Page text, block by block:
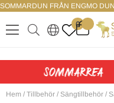
SOMMARDUN FRÅN ENGMO DUN
.
0
. ..
Hem / Tillbehör / Sängtillbehör /